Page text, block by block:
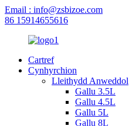
Email : info@zsbizoe.com
86 15914655616
Cartref
Cynhyrchion
Lleithydd Anweddol
Gallu 3.5L
Gallu 4.5L
Gallu 5L
Gallu 8L